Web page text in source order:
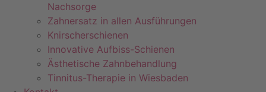
Nachsorge
Zahnersatz in allen Ausführungen
Knirscherschienen
Innovative Aufbiss-Schienen
Ästhetische Zahnbehandlung
Tinnitus-Therapie in Wiesbaden